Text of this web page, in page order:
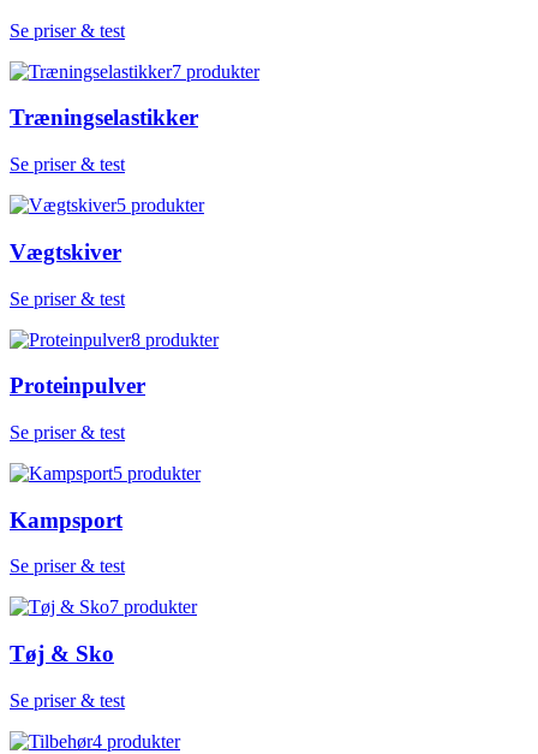
Se priser & test
7 produkter
Træningselastikker
Se priser & test
5 produkter
Vægtskiver
Se priser & test
8 produkter
Proteinpulver
Se priser & test
5 produkter
Kampsport
Se priser & test
7 produkter
Tøj & Sko
Se priser & test
4 produkter